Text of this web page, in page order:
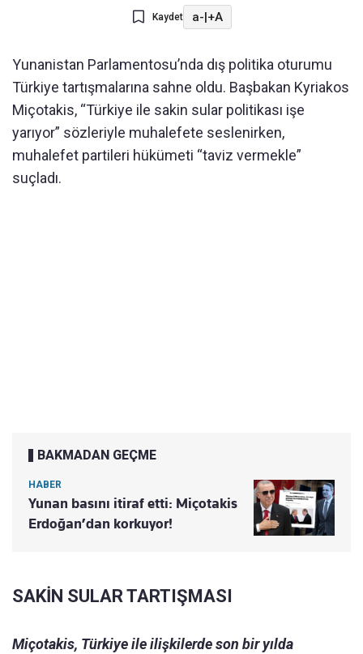
Kaydet a-|+A
Yunanistan Parlamentosu’nda dış politika oturumu
Türkiye tartışmalarına sahne oldu. Başbakan Kyriakos
Miçotakis, “Türkiye ile sakin sular politikası işe
yarıyor” sözleriyle muhalefete seslenirken,
muhalefet partileri hükümeti “taviz vermekle”
suçladı.
BAKMADAN GEÇME
HABER
Yunan basını itiraf etti: Miçotakis
Erdoğan’dan korkuyor!
SAKİN SULAR TARTIŞMASI
Miçotakis, Türkiye ile ilişkilerde son bir yılda